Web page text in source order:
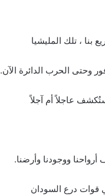
بنا ، تلك المليشيا
وحتى الحرب الدائرة الآن.
عاجلاً أم آجلاً
ووجودنا وأرضنا.
قوات درع السودان